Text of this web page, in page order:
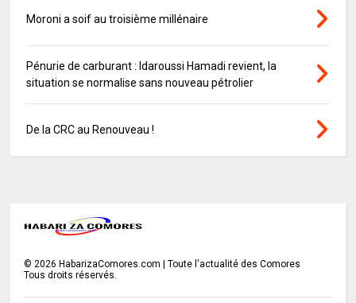
Moroni a soif au troisième millénaire
Pénurie de carburant : Idaroussi Hamadi revient, la
situation se normalise sans nouveau pétrolier
De la CRC au Renouveau !
©2026 HabarizaComores.com | Toute l'actualité des Comores
Tous droits réservés.